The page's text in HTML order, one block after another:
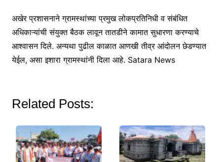
अखेर प्रशासनाने ग्रामस्थांच्या प्रमुख लोकप्रतिनिधी व संबंधित
अधिकाऱ्यांची संयुक्त बैठक लावून तातडीने कामात सुधारणा करण्याचे
आश्वासन दिले. अन्यथा पुढील काळात आणखी तीव्र आंदोलन छेडण्यात
येईल, असा इशारा ग्रामस्थांनी दिला आहे. Satara News
Related Posts: